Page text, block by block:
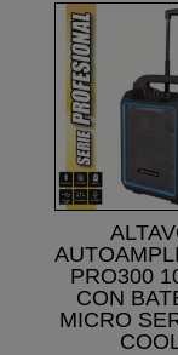
PRO300
CON
MICRO